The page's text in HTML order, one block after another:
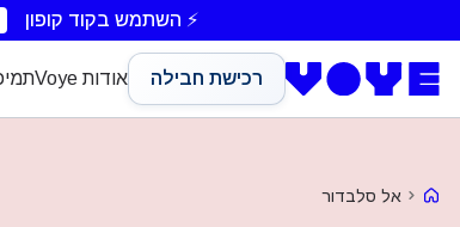
⚡ השתמש בקוד קופון
רכישת חבילה אודות Voye
Voye Homepage
אל סלבדור